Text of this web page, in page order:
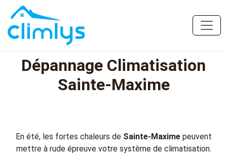
Dépannage Climatisation
Sainte-Maxime
En été, les fortes chaleurs de Sainte-Maximepeuvent
mettre à rude épreuve votre système de climatisation.